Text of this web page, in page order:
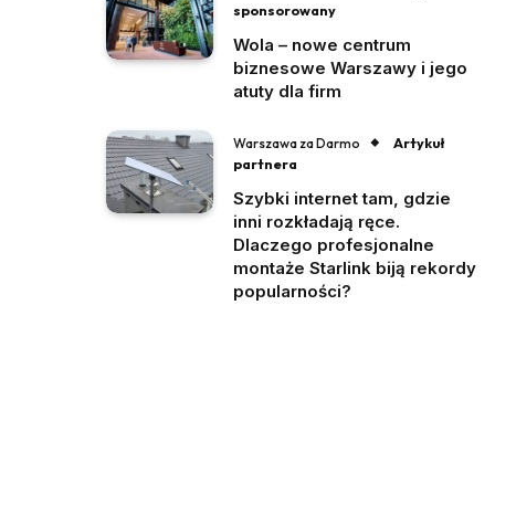
sponsorowany
Wola – nowe centrum
biznesowe Warszawy i jego
atuty dla firm
Warszawa za Darmo
Artykuł
partnera
Szybki internet tam, gdzie
inni rozkładają ręce.
Dlaczego profesjonalne
montaże Starlink biją rekordy
popularności?